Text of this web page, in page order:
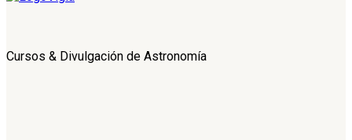
Cursos & Divulgación de Astronomía